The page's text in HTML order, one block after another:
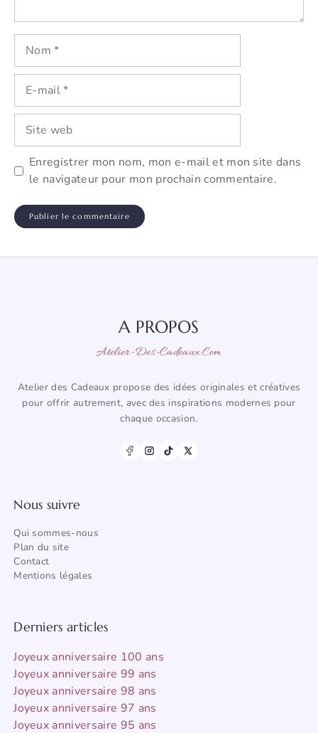
Nom
mail
Site
web
Enregistrer mon nom, mon e-mail et mon site dans
le navigateur pour mon prochain commentaire.
A PROPOS
Atelier-Des-Cadeaux.com
Atelier des Cadeaux propose des idées originales et créatives
pour offrir autrement, avec des inspirations modernes pour
chaque occasion.
Nous suivre
Qui sommes-nous
Plan du site
Contact
Mentions légales
Derniers articles
Joyeux anniversaire 100 ans
Joyeux anniversaire 99 ans
Joyeux anniversaire 98 ans
Joyeux anniversaire 97 ans
Joyeux anniversaire 95 ans